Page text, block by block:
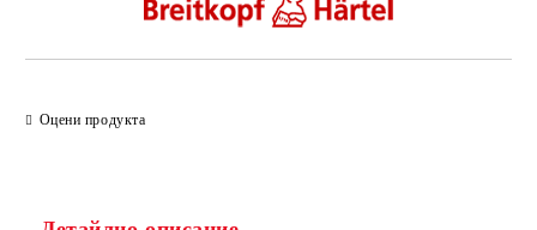
Оцени продукта